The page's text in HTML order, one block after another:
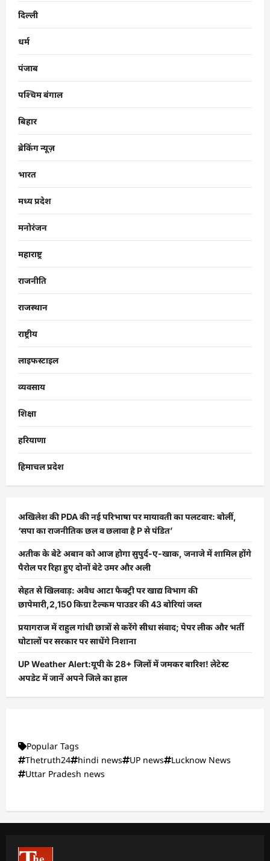
दिल्ली
धर्म
पंजाब
पश्चिम बंगाल
बिहार
ब्रेकिंग न्यूज़
भारत
मध्य प्रदेश
मनोरंजन
महाराष्ट्र
राजनीति
राजस्थान
राष्ट्रीय
लाइफस्टाइल
व्यवसाय
शिक्षा
हरियाणा
हिमाचल प्रदेश
अखिलेश की PDA की नई परिभाषा पर मायावती का पलटवार: बोलीं,
‘सपा का राजनीतिक छल व छलावा है P से पंडित’
अतीक के बेटे अबान को आज होगा सुपुर्द-ए-खाक, जनाजे में शामिल होंगे
पैरोल पर रिहा हुए दोनों बेटे उमर और अली
सेहत से खिलवाड़: अवैध आटा फैक्ट्री पर खाद्य विभाग की
छापेमारी,2,150 किग्रा टैल्कम पाउडर की 43 बोरियां जब्त
प्रयागराज में राहुल गांधी छात्रों से करेंगे सीधा संवाद; पेपर लीक और भर्ती
घोटालों पर सरकार पर साधेंगे निशाना
UP Weather Alert:यूपी के 28+ जिलों में जमकर बारिश! लेटेस्ट
अपडेट में जानें अपने जिले का हाल
Popular Tags
Thetruth24
hindi news UP news
Lucknow News
Uttar Pradesh news